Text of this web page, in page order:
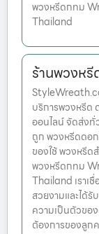
พวงหรีดกทม
Thailand
ร้านพวงห
บริการพวงหรีด
ออนไลน์ จัดส่งทั่
ถูก พวงหรีดดอ
ของใช้ พวงหรีด
พวงหรีดกทม
Thailand เราเ
สวยงามและได้
ความเป็นตัวขอ
ต้องการของลูกค